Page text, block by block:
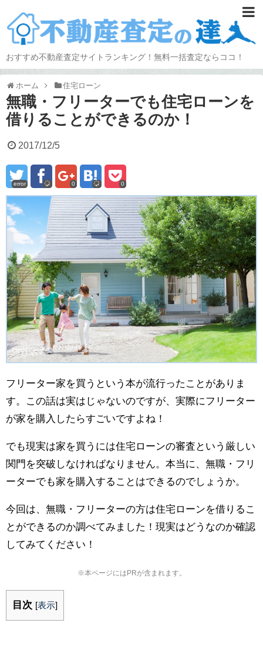
おすすめ不動産査定サイトランキング！無料一括査定ならココ！
ホーム 住宅ローン
無職・フリーターでも住宅ローンを
借りることができるのか！
2017/12/5
error 0 0
フリーター家を買うという本が流行ったことがありま
す。この話は実はじゃないのですが、実際にフリーター
が家を購入したらすごいですよね！
でも現実は家を買うには住宅ローンの審査という厳しい
関門を突破しなければなりません。本当に、無職・フリ
ーターでも家を購入することはできるのでしょうか。
今回は、無職・フリーターの方は住宅ローンを借りるこ
とができるのか調べてみました！現実はどうなのか確認
してみてください！
※本ページにはPRが含まれます。
目次 [表示]